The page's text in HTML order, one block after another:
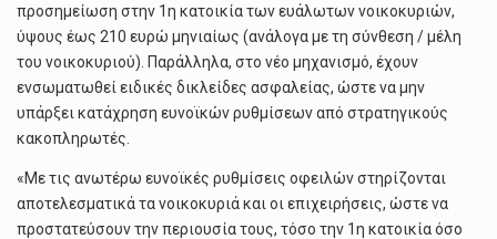
προσημείωση στην 1η κατοικία των ευάλωτων νοικοκυριών,
ύψους έως 210 ευρώ μηνιαίως (ανάλογα με τη σύνθεση / μέλη
του νοικοκυριού). Παράλληλα, στο νέο μηχανισμό, έχουν
ενσωματωθεί ειδικές δικλείδες ασφαλείας, ώστε να μην
υπάρξει κατάχρηση ευνοϊκών ρυθμίσεων από στρατηγικούς
κακοπληρωτές.
«Με τις ανωτέρω ευνοϊκές ρυθμίσεις οφειλών στηρίζονται
αποτελεσματικά τα νοικοκυριά και οι επιχειρήσεις, ώστε να
προστατεύσουν την περιουσία τους, τόσο την 1η κατοικία όσο